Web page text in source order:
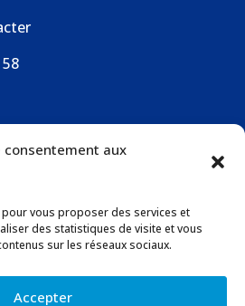
consentement aux
vous proposer des services et
des statistiques de visite et vous
sur les réseaux sociaux.
Accepter
DÉCHETS
DE LA MAIRIE
DE SALLES COMMUNALES